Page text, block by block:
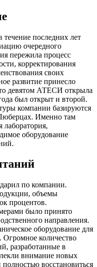
последних лет
очередного
пережила процесс
корректирования
своих
развитие принесло
девятом АТЕСИ открыла
был открыт и второй.
компании базируются
Именно там
лаборатория,
оборудование
по компании.
объемы
процентов.
было принято
направления.
оборудование для
Огромное количество
разработанные в
внимание новых
восстановиться